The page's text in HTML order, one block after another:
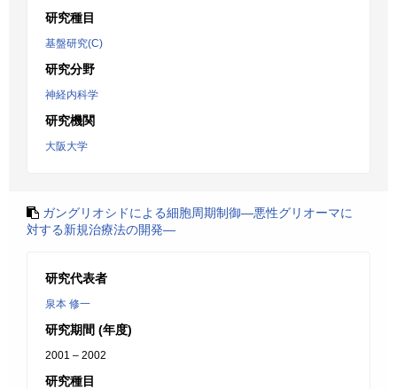
研究種目
基盤研究(C)
研究分野
神経内科学
研究機関
大阪大学
ガングリオシドによる細胞周期制御―悪性グリオーマに
対する新規治療法の開発―
研究代表者
泉本 修一
研究期間 (年度)
2001 – 2002
研究種目